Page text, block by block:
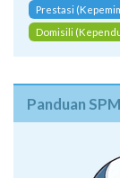
Prestasi
Domisili
Panduan